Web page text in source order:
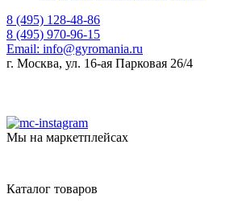
8 (495) 128-48-86
8 (495) 970-96-15
Email: info@gyromania.ru
г. Москва, ул. 16-ая Парковая 26/4
Мы на маркетплейсах
Каталог товаров